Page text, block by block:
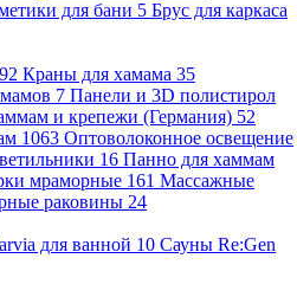
для бани 5 Брус для каркаса
92 Краны для хамама 35
7 Панели и 3D полистирол
и крепежи (Германия) 52
1063 Оптоволоконное освещение
16 Панно для хаммам
мраморные 161 Массажные
раковины 24
для ванной 10 Сауны Re:Gen